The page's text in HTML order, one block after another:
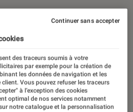
sur 5
l’Acer Swift 3
: un PC
un écran
Javare Traoré
des traceurs soumis à votre
par exemple pour la création de
les données de navigation et les
Vous pouvez refuser les traceurs
à l’exception des cookies
optimal de nos services notamment
notre catalogue et la personnalisation
Continuer sans accepter